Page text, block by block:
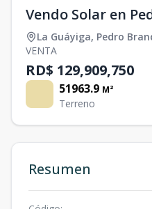
Vendo Solar en
La Guáyiga, Pedro
VENTA
RD$ 129,909,750
51963.9 M²
Terreno
Resumen